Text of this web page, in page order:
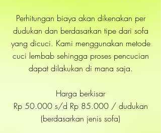
Perhitungan biaya akan dikenakan per
dudukan dan berdasarkan tipe dari sofa
yang dicuci. Kami menggunakan metode
cuci lembab sehingga proses pencucian
dapat dilakukan di mana saja.
Harga berkisar
Rp 50.000 s/d Rp 85.000 / dudukan
(berdasarkan jenis sofa)